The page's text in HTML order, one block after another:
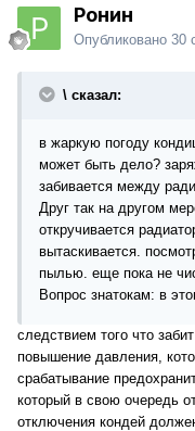
Ронин
Опубликовано 30
\ сказал:
в жаркую погоду
может быть дело?
забивается между
Друг так на другом
откручивается
вытаскивается.
пылью. еще пока не
Вопрос знатокам: в
следствием того что
повышение давления,
срабатывание
который в свою очередь
отключения кондей